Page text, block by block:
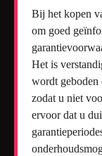
Bij het kopen
om goed
Het is
wordt geboden
zodat u niet
ervoor dat u